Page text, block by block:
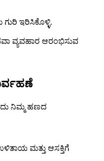
ಇರಿಸಿಕೊಳ್ಳಿ.
ವ್ಯವಹಾರ ಆರಂಭಿಸುವ
ನಿಮ್ಮ ಹಣದ
ಮತ್ತು ಆಸಕ್ತಿಗೆ